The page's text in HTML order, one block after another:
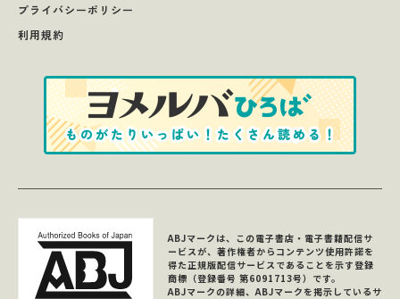
プライバシーポリシー
利用規約
ABJマークは、この電子書店・電子書籍配信サ
ービスが、著作権者からコンテンツ使用許諾を
得た正規版配信サービスであることを示す登録
商標（登録番号 第6091713号）です。
ABJマークの詳細、ABJマークを掲示しているサ